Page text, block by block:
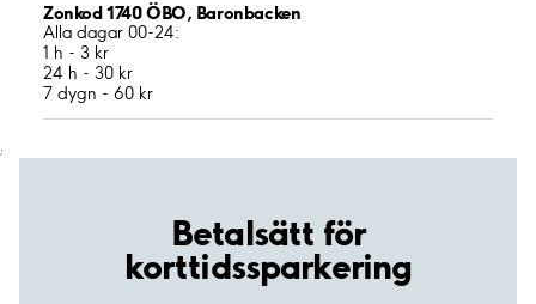
Zonkod 1740 ÖBO, Baronbacken
Alla dagar 00-24:
1 h - 3 kr
24 h - 30 kr
7 dygn - 60 kr
;
Betalsätt för
korttidssparkering